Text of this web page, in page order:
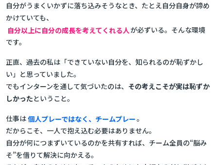
自分がうまくいかずに落ち込みそうなとき、たとえ自分自身が諦め
かけていても、
自分以上に自分の成長を考えてくれる人が必ずいる。そんな環境
です。
正直、過去の私は「できていない自分を、知られるのが恥ずかし
い」と思っていました。
でもインターンを通して気づいたのは、 その考えこそが実は恥ずか
しかったということ。
仕事は個人プレーではなく、チームプレー。
だからこそ、一人で抱え込む必要はありません。
自分が何につまずいているのかを共有すれば、チーム全員の“脳み
そ”を借りて解決に向かえる。